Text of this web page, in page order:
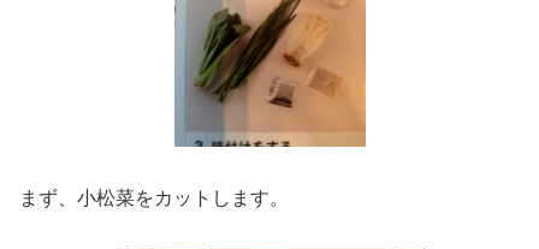
まず、小松菜をカットします。